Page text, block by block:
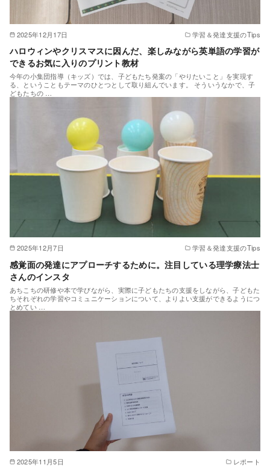
2025年12月17日 学習＆発達支援のTips
ハロウィンやクリスマスに因んだ、楽しみながら英単語の学習が
できるお気に入りのプリント教材
今年の小集団指導（キッズ）では、子どもたち発案の「やりたいこと」を実現す
る、ということもテーマのひとつとして取り組んでいます。 そういうなかで、子
どもたちの …
2025年12月7日 学習＆発達支援のTips
感覚面の発達にアプローチするために。注目している理学療法士
さんのインスタ
あちこちの研修や本で学びながら、実際に子どもたちの支援をしながら、子どもた
ちそれぞれの学習やコミュニケーションについて、よりよい支援ができるようにつ
とめてい …
2025年11月5日 レポート